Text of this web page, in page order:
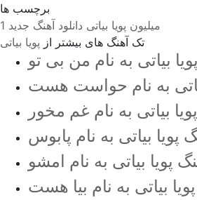
برچسب ها
1 میلیون پویا بیاتی دانلود آهنگ جدید
تک آهنگ های بیشتر از پویا بیاتی
بیاتی به نام من بی تو
به نام حواست هست
بیاتی به نام غم مخور
پویا بیاتی به نام پابوس
پویا بیاتی به نام امشو
بیاتی به نام بیا هست